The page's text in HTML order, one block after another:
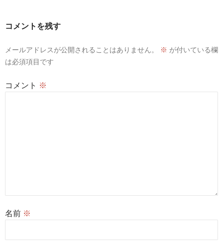
ョ
コメントを残す
メールアドレスが公開されることはありません。 ※ が付いている欄
は必須項目です
コメント ※
名前 ※